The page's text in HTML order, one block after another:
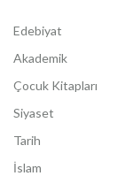
Edebiyat
Akademik
Çocuk Kitapları
Siyaset
Tarih
İslam